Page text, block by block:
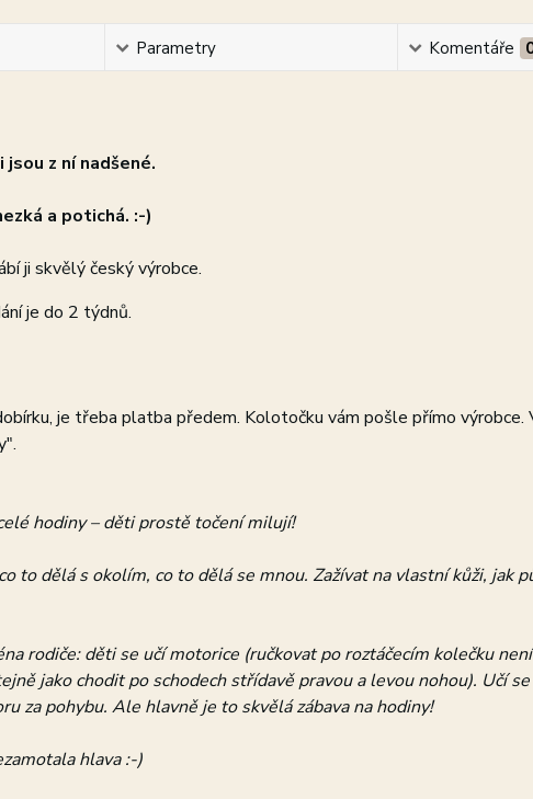
Parametry Komentáře
z ní nadšené.
a potichá. :-)
ji skvělý český výrobce.
je do 2 týdnů.
je třeba platba předem. Kolotočku vám pošle přímo výrobce.
hodiny – děti prostě točení milují!
to dělá s okolím, co to dělá se mnou. Zažívat na vlastní kůži, jak
rodiče: děti se učí motorice (ručkovat po roztáčecím kolečku
jako chodit po schodech střídavě pravou a levou nohou). Učí
za pohybu. Ale hlavně je to skvělá zábava na hodiny!
hlava :-)